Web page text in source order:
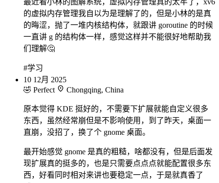
的虚拟内存管理我自以为是理解了的，但是小林的是真
的晦涩，抛了一堆内核结构体，就跟讲 goroutine 的时候
一直讲 g 的结构体一样，感觉这样并不能很好地帮助我
们理解🤔
#学习
10 12月 2025
🤣 Perfect
Chongqing, China
原本觉得 KDE 挺好的，不需要下扩展就能自定义很多
东西，虽然经常崩但是不影响使用，到了昨天，桌面一
直崩，没招了，换了个 gnome 桌面。
最开始感觉 gnome 是真的粗糙，啥都没有，但是后面发
现扩展真的挺多的，也是只需要点点点就能配置很多东
西，好看同时相对来讲也要稳定一点，于是就真香了